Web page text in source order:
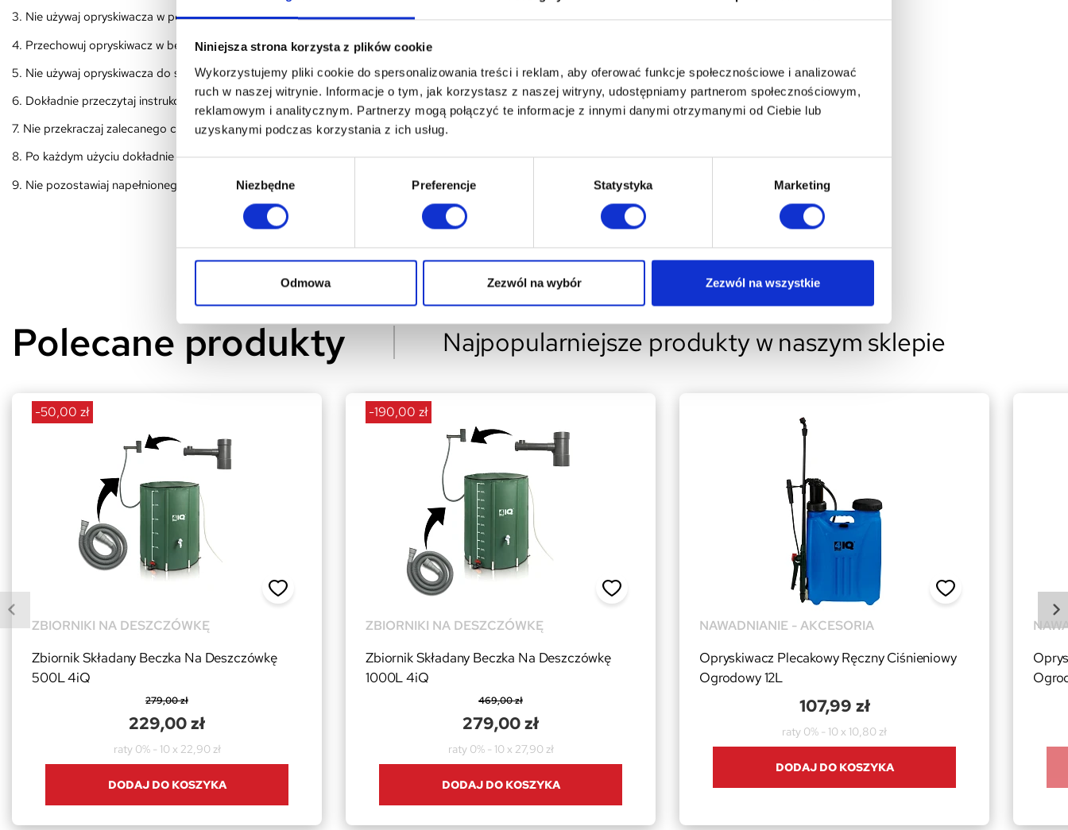
Niniejsza strona korzysta z plików cookie
Wykorzystujemy pliki cookie do spersonalizowania treści i reklam, aby oferować funkcje społecznościowe i analizować
ruch w naszej witrynie. Informacje o tym, jak korzystasz z naszej witryny, udostępniamy partnerom społecznościowym,
reklamowym i analitycznym. Partnerzy mogą połączyć te informacje z innymi danymi otrzymanymi od Ciebie lub
uzyskanymi podczas korzystania z ich usług.
zgody
Niezbędne Preferencje Statystyka Marketing
Odmowa Zezwól na wybór Zezwól na wszystkie
3. Nie używaj opryskiwacza w pobliżu dzieci i zwierząt.
4. Przechowuj opryskiwacz w bezpiecznym miejscu, niedostępnym dla dzieci i zwierząt.
5. Nie używaj opryskiwacza do substancji łatwopalnych lub wybuchowych.
6. Dokładnie przeczytaj instrukcję przed użyciem, żeby zapobiec nieprawidłowej eksploatacji.
7. Nie przekraczaj zalecanego ciśnienia w opryskiwaczu, aby uniknąć uszkodzenia.
8. Po każdym użyciu dokładnie oczyść opryskiwacz, aby uniknąć korozji.
9. Nie pozostawiaj napełnionego opryskiwacza na słońcu lub w wysokiej temperaturze.
Polecane produkty Najpopularniejsze produkty w naszym sklepie
ZBIORNIKI NA DESZCZÓWKĘ
Zbiornik Składany Beczka Na Deszczówkę
500L 4iQ
279,00 zł
229,00 zł
-50,00 zł
raty 0% - 10 x 22,90 zł
DODAJ DO KOSZYKA
ZBIORNIKI NA DESZCZÓWKĘ
Zbiornik Składany Beczka Na Deszczówkę
1000L 4iQ
469,00 zł
279,00 zł
-190,00 zł
raty 0% - 10 x 27,90 zł
DODAJ DO KOSZYKA
NAWADNIANIE - AKCESORIA
Opryskiwacz Plecakowy Ręczny Ciśnieniowy
Ogrodowy 12L
107,99 zł
raty 0% - 10 x 10,80 zł
DODAJ DO KOSZYKA